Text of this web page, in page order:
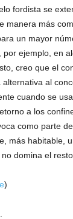
fordista se
manera más
un mayor
por ejemplo, en
creo que el
al
cuando se
a los
como parte
más habitable,
domina el resto
)